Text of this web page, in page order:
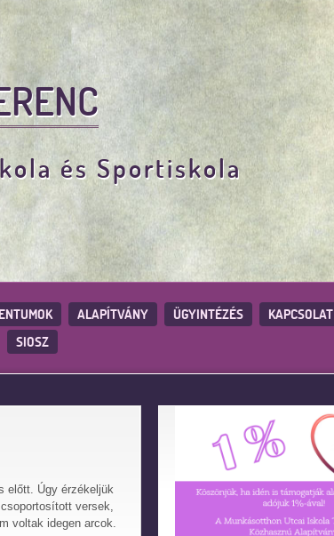
és Sportiskola
ALAPÍTVÁNY ÜGYINTÉZÉS KAPCSOLAT
SIOSZ
előtt. Úgy érzékeljük
versek,
voltak idegen arcok.